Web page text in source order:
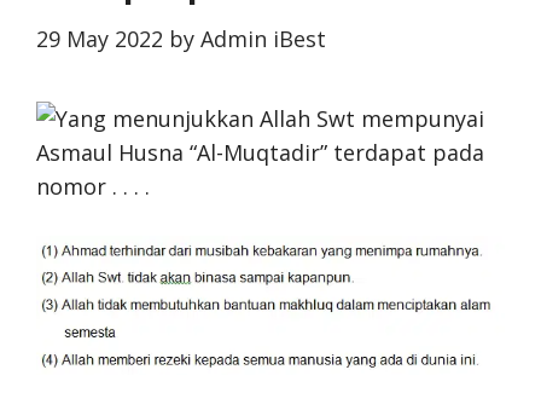
29 May 2022 by Admin iBest